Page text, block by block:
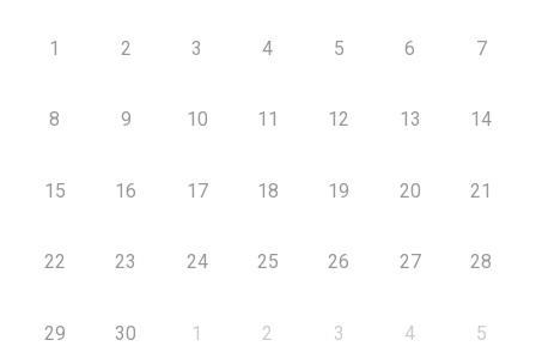
1 2 3 4 5 6 7
8 9 10 11 12 13 14
15 16 17 18 19 20 21
22 23 24 25 26 27 28
29 30 1 2 3 4 5